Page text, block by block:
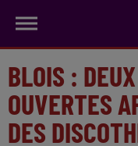
BLOIS :
OUVERTES
DES